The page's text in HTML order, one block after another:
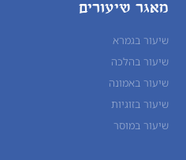
מאגר שיעורים
שיעור בגמרא
שיעור בהלכה
שיעור באמונה
שיעור בזוגיות
שיעור במוסר